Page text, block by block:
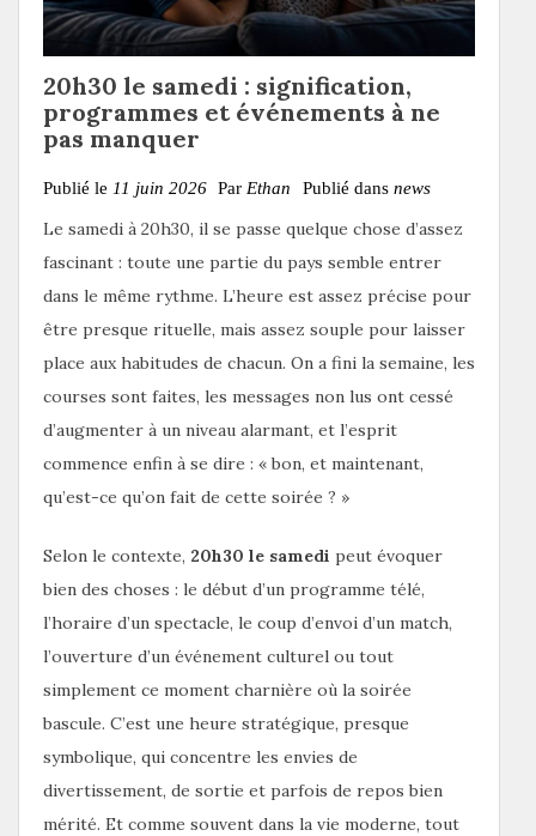
20h30 le samedi : signification,
programmes et événements à ne
pas manquer
Publié le 11 juin 2026 Par Ethan Publié dans news
Le samedi à 20h30, il se passe quelque chose d’assez
fascinant : toute une partie du pays semble entrer
dans le même rythme. L’heure est assez précise pour
être presque rituelle, mais assez souple pour laisser
place aux habitudes de chacun. On a fini la semaine, les
courses sont faites, les messages non lus ont cessé
d’augmenter à un niveau alarmant, et l’esprit
commence enfin à se dire : « bon, et maintenant,
qu’est-ce qu’on fait de cette soirée ? »
Selon le contexte, 20h30 le samedi peut évoquer
bien des choses : le début d’un programme télé,
l’horaire d’un spectacle, le coup d’envoi d’un match,
l’ouverture d’un événement culturel ou tout
simplement ce moment charnière où la soirée
bascule. C’est une heure stratégique, presque
symbolique, qui concentre les envies de
divertissement, de sortie et parfois de repos bien
mérité. Et comme souvent dans la vie moderne, tout